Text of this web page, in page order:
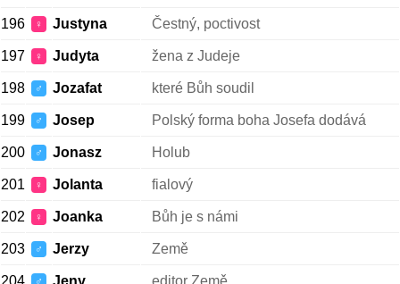
196 ♀ Justyna Čestný, poctivost
197 ♀ Judyta žena z Judeje
198 ♂ Jozafat které Bůh soudil
199 ♂ Josep Polský forma boha Josefa dodává
200 ♂ Jonasz Holub
201 ♀ Jolanta fialový
202 ♀ Joanka Bůh je s námi
203 ♂ Jerzy Země
204 ♂ Jeny editor Země